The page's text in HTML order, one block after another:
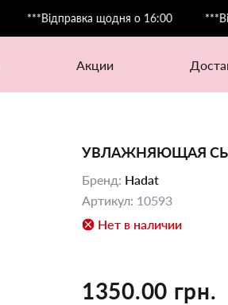
***Відправка щодня о 16:00
акции
УВЛАЖНЯЮЩАЯ
Бренд: Hadat
Артикул: 10593
Нет в наличии
1350.00 грн.